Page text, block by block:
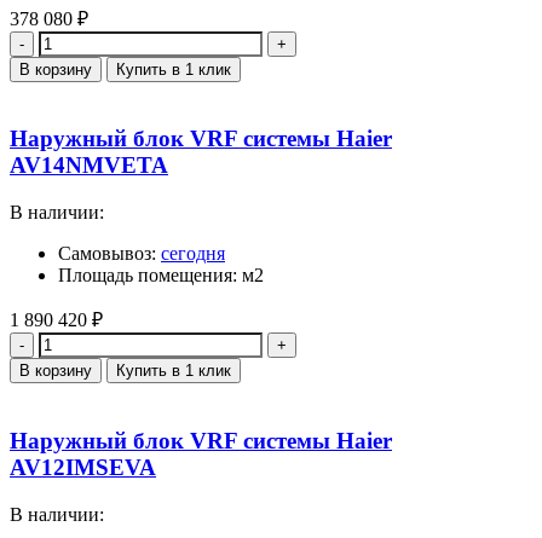
378 080 ₽
Количество
В корзину Купить в 1 клик
Наружный блок VRF системы Haier
AV14NMVETA
В наличии:
Самовывоз: сегодня
Площадь помещения: м2
1 890 420 ₽
Количество
В корзину Купить в 1 клик
Наружный блок VRF системы Haier
AV12IMSEVA
В наличии: